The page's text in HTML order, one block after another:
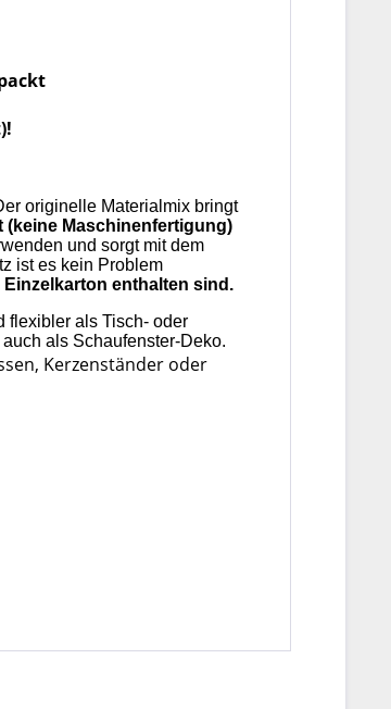
originelle Materialmix bringt
(keine Maschinenfertigung)
und sorgt mit dem
ist es kein Problem
enthalten sind.
flexibler als Tisch- oder
als Schaufenster-Deko.
Kerzenständer oder